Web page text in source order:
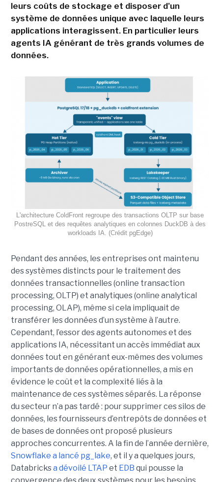
leurs coûts de stockage et disposer d'un
système de données unique avec laquelle leurs
applications interagissent. En particulier leurs
agents IA générant de très grands volumes de
données.
L'architecture ColdFront regroupe des transactions OLTP sur base
PostreSQL et des requêtes analytiques en colonnes DuckDB à des
workloads IA. (Crédit pgEdge)
Pendant des années, les entreprises ont maintenu
des systèmes distincts pour le traitement des
données transactionnelles (online transaction
processing, OLTP) et analytiques (online analytical
processing, OLAP), même si cela impliquait de
transférer les données d’un système à l’autre.
Cependant, l’essor des agents autonomes et des
applications IA, nécessitant un accès immédiat aux
données tout en générant eux-mêmes des volumes
importants de données opérationnelles, a mis en
évidence le coût et la complexité liés à la
maintenance de ces systèmes séparés. La réponse
du secteur n’a pas tardé : pour supprimer ces silos de
données, les fournisseurs d’entrepôts de données et
de bases de données ont proposé plusieurs
approches concurrentes. A la fin de l’année dernière,
Snowflake a lancé pg_lake, et il y a quelques jours,
Databricksa dévoilé LTAP et EDB qui pousse la